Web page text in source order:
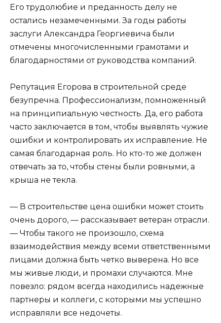
Его трудолюбие и преданность делу не
остались незамеченными. За годы работы
заслуги Александра Георгиевича были
отмечены многочисленными грамотами и
благодарностями от руководства компаний.
Репутация Егорова в строительной среде
безупречна. Профессионализм, помноженный
на принципиальную честность. Да, его работа
часто заключается в том, чтобы выявлять чужие
ошибки и контролировать их исправление. Не
самая благодарная роль. Но кто-то же должен
отвечать за то, чтобы стены были ровными, а
крыша не текла.
— В строительстве цена ошибки может стоить
очень дорого, — рассказывает ветеран отрасли.
— Чтобы такого не произошло, схема
взаимодействия между всеми ответственными
лицами должна быть четко выверена. Но все
мы живые люди, и промахи случаются. Мне
повезло: рядом всегда находились надежные
партнеры и коллеги, с которыми мы успешно
исправляли все недочеты.